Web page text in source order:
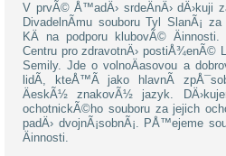
V prvÃ© Å™adÄ› srdeÄnÄ› dÄ›kuji
DivadelnÃ­mu souboru Tyl SlanÃ¡
KÄ na podporu klubovÃ©
Centru pro zdravotnÄ› postiÅ¾enÃ©
Semily. Jde o volnoÄasovou a
lidÃ­, kteÅ™Ã­ jako hlavnÃ­
ÄeskÃ½ znakovÃ½ jazyk.
ochotnickÃ©ho souboru za jejich
padÄ› dvojnÃ¡sobnÃ¡. PÅ™ejeme
Äinnosti.